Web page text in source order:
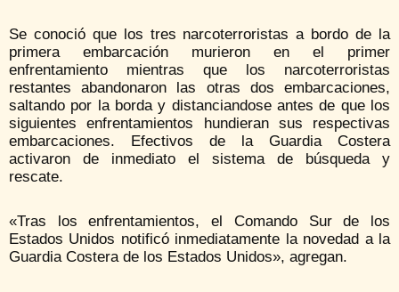
Se conoció que los tres narcoterroristas a bordo de la
primera embarcación murieron en el primer
enfrentamiento mientras que los narcoterroristas
restantes abandonaron las otras dos embarcaciones,
saltando por la borda y distanciandose antes de que los
siguientes enfrentamientos hundieran sus respectivas
embarcaciones. Efectivos de la Guardia Costera
activaron de inmediato el sistema de búsqueda y
rescate.
«Tras los enfrentamientos, el Comando Sur de los
Estados Unidos notificó inmediatamente la novedad a la
Guardia Costera de los Estados Unidos», agregan.